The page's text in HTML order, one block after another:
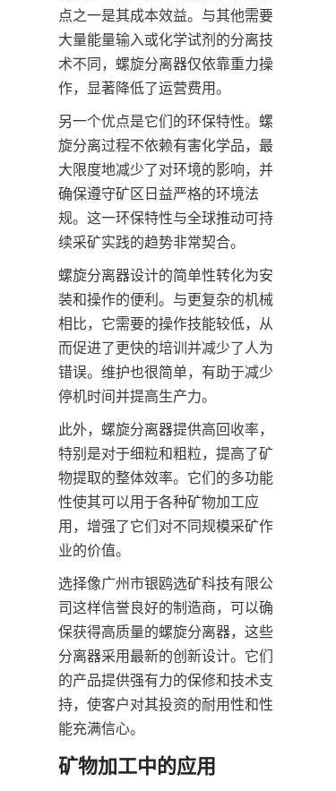
点之一是其成本效益。与其他需要
大量能量输入或化学试剂的分离技
术不同，螺旋分离器仅依靠重力操
作，显著降低了运营费用。
另一个优点是它们的环保特性。螺
旋分离过程不依赖有害化学品，最
大限度地减少了对环境的影响，并
确保遵守矿区日益严格的环境法
规。这一环保特性与全球推动可持
续采矿实践的趋势非常契合。
螺旋分离器设计的简单性转化为安
装和操作的便利。与更复杂的机械
相比，它需要的操作技能较低，从
而促进了更快的培训并减少了人为
错误。维护也很简单，有助于减少
停机时间并提高生产力。
此外，螺旋分离器提供高回收率，
特别是对于细粒和粗粒，提高了矿
物提取的整体效率。它们的多功能
性使其可以用于各种矿物加工应
用，增强了它们对不同规模采矿作
业的价值。
选择像广州市银鸥选矿科技有限公
司这样信誉良好的制造商，可以确
保获得高质量的螺旋分离器，这些
分离器采用最新的创新设计。它们
的产品提供强有力的保修和技术支
持，使客户对其投资的耐用性和性
能充满信心。
矿物加工中的应用